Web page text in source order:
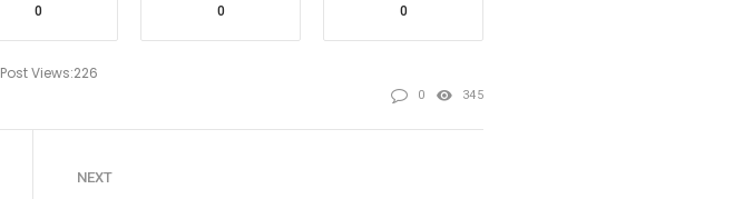
Post Views:226
0 0 0
0 345
NEXT